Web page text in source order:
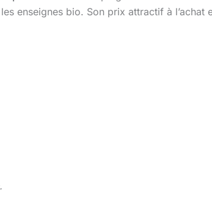
enseignes bio. Son prix attractif à l’achat